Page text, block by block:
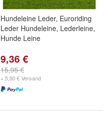
Hundeleine Leder, Euroriding
Leder Hundeleine, Lederleine,
Hunde Leine
9,36 €
15,95 €
+ 5,90 € Versand